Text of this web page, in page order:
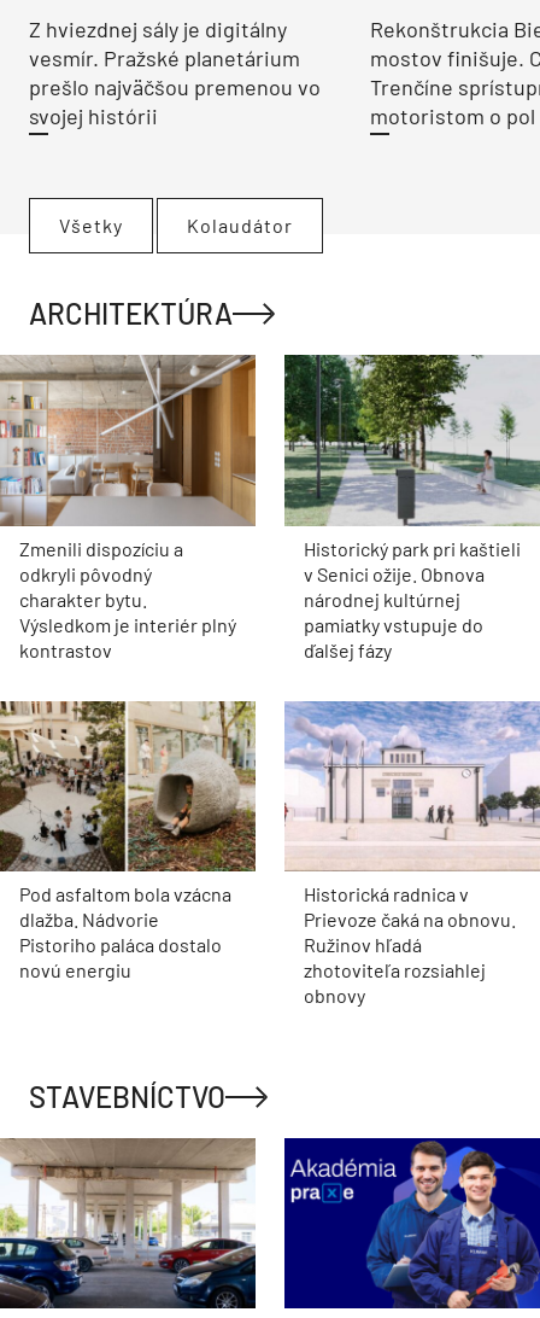
Z hviezdnej sály je digitálny
vesmír. Pražské planetárium
prešlo najväčšou premenou vo
svojej histórii
Rekonštrukcia
mostov finišuje.
Trenčíne
motoristom o pol
Všetky Kolaudátor
ARCHITEKTÚRA
Zmenili dispozíciu a
odkryli pôvodný
charakter bytu.
Výsledkom je interiér plný
kontrastov
Historický park pri kaštieli
v Senici ožije. Obnova
národnej kultúrnej
pamiatky vstupuje do
ďalšej fázy
Pod asfaltom bola vzácna
dlažba. Nádvorie
Pistoriho paláca dostalo
novú energiu
Historická radnica v
Prievoze čaká na obnovu.
Ružinov hľadá
zhotoviteľa rozsiahlej
obnovy
STAVEBNÍCTVO